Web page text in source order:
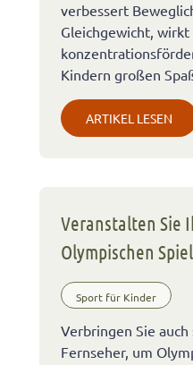
verbessert
Gleichgewicht,
Kindern großen
ARTIKEL LESEN
Veranstalten Sie
Olympischen
Sport für Kinder
Verbringen Sie
Fernseher, um